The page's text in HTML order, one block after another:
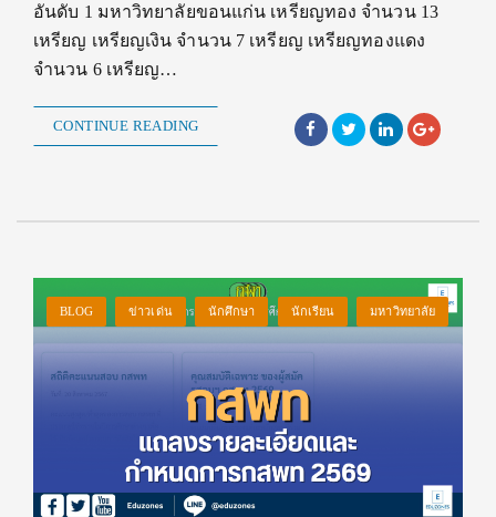
อันดับ 1 มหาวิทยาลัยขอนแก่น เหรียญทอง จำนวน 13
เหรียญ เหรียญเงิน จำนวน 7 เหรียญ เหรียญทองแดง
จำนวน 6 เหรียญ…
CONTINUE READING
BLOG ข่าวเด่น นักศึกษา นักเรียน มหาวิทยาลัย